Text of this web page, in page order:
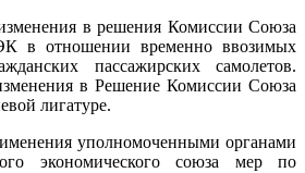
в решения Комиссии Союза
в отношении временно ввозимых
пассажирских самолетов.
в Решение Комиссии Союза
лигатуре.
уполномоченными органами
экономического союза мер по